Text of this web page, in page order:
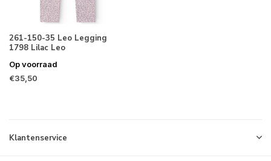
261-150-35 Leo Legging
1798 Lilac Leo
Op voorraad
€35,50
Klantenservice